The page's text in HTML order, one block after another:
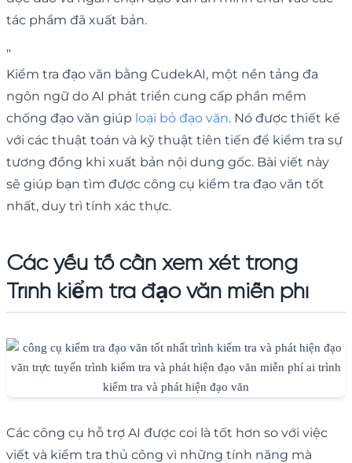
tác phẩm đã xuất bản.
"
Kiểm tra đạo văn bằng CudekAI, một nền tảng đa
ngôn ngữ do AI phát triển cung cấp phần mềm
chống đạo văn giúp loại bỏ đạo văn. Nó được thiết kế
với các thuật toán và kỹ thuật tiên tiến để kiểm tra sự
tương đồng khi xuất bản nội dung gốc. Bài viết này
sẽ giúp bạn tìm được công cụ kiểm tra đạo văn tốt
nhất, duy trì tính xác thực.
Các yếu tố cần xem xét trong
Trình kiểm tra đạo văn miễn phí
Các công cụ hỗ trợ AI được coi là tốt hơn so với việc
viết và kiểm tra thủ công vì những tính năng mà